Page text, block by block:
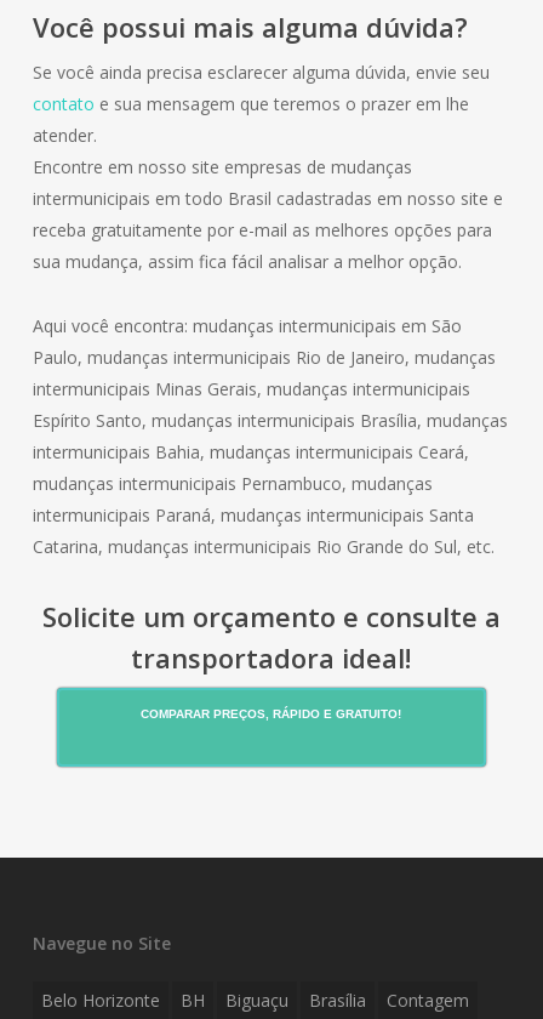
Você possui mais alguma dúvida?
Se você ainda precisa esclarecer alguma dúvida, envie seu
contato e sua mensagem que teremos o prazer em lhe
atender.
Encontre em nosso site empresas de mudanças
intermunicipais em todo Brasil cadastradas em nosso site e
receba gratuitamente por e-mail as melhores opções para
sua mudança, assim fica fácil analisar a melhor opção.
Aqui você encontra: mudanças intermunicipais em São
Paulo, mudanças intermunicipais Rio de Janeiro, mudanças
intermunicipais Minas Gerais, mudanças intermunicipais
Espírito Santo, mudanças intermunicipais Brasília, mudanças
intermunicipais Bahia, mudanças intermunicipais Ceará,
mudanças intermunicipais Pernambuco, mudanças
intermunicipais Paraná, mudanças intermunicipais Santa
Catarina, mudanças intermunicipais Rio Grande do Sul, etc.
Solicite um orçamento e consulte a
transportadora ideal!
COMPARAR PREÇOS, RÁPIDO E GRATUITO!
Navegue no Site
Belo Horizonte BH Biguaçu Brasília
Contagem